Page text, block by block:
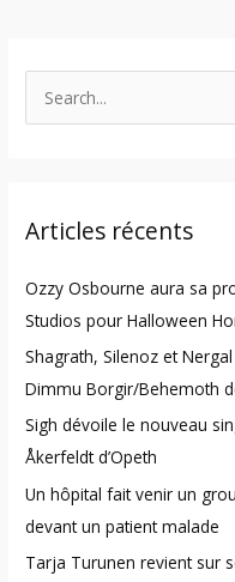
c
f
o
r
:
Articles récents
Ozzy Osbourne aura sa
Studios pour Halloween
Shagrath, Silenoz et
Dimmu Borgir/Behemoth
Sigh dévoile le nouveau
Åkerfeldt d’Opeth
Un hôpital fait venir un
devant un patient malade
Tarja Turunen revient sur